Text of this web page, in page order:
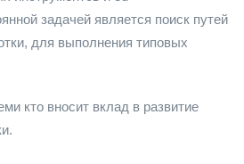
задачей является поиск путей
для выполнения типовых
кто вносит вклад в развитие